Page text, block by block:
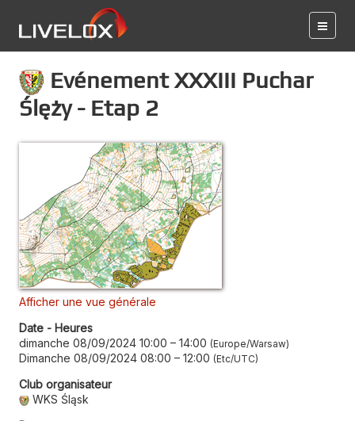
Evénement XXXIII Puchar
Ślęży - Etap 2
Afficher une vue générale
Date - Heures
dimanche 08/09/2024 10:00 – 14:00 Europe/Warsaw
Dimanche 08/09/2024 08:00 – 12:00 Etc/UTC
Club organisateur
WKS Śląsk